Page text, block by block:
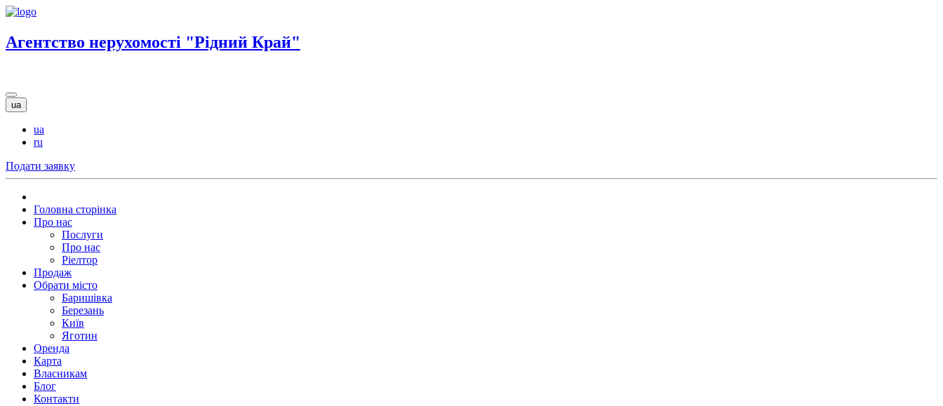
Агентство нерухомості "Рідний Край"
ua
ua
ru
Подати заявку
Головна сторінка
Про нас
Послуги
Про нас
Ріелтор
Продаж
Обрати місто
Баришівка
Березань
Київ
Яготин
Оренда
Карта
Власникам
Блог
Контакти